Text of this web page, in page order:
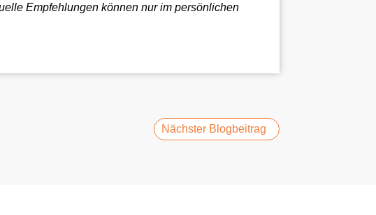
Empfehlungen können nur im persönlichen
Nächster Blogbeitrag